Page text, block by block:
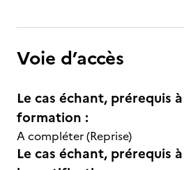
Voie d’accès
Le cas échant, prérequis
formation :
A compléter (Reprise)
Le cas échant, prérequis